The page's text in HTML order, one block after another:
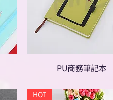
PU商務筆記本
HOT